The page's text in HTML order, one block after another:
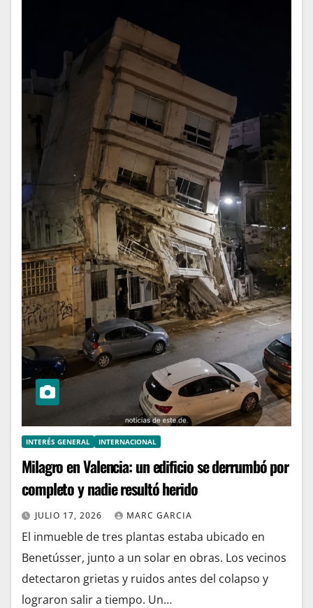
INTERÉS GENERAL INTERNACIONAL
Milagro en Valencia: un edificio se derrumbó por
completo y nadie resultó herido
JULIO 17, 2026 MARC GARCIA
El inmueble de tres plantas estaba ubicado en
Benetússer, junto a un solar en obras. Los vecinos
detectaron grietas y ruidos antes del colapso y
lograron salir a tiempo. Un…